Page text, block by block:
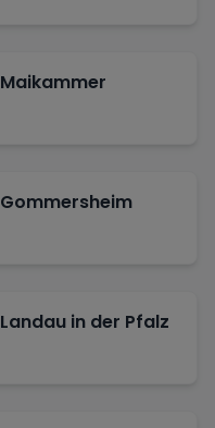
Maikammer
Gommersheim
Landau in der Pfalz